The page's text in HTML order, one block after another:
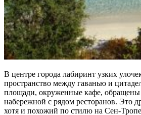
В центре города лабиринт узких
пространство между гаванью и
площади, окруженные кафе,
набережной с рядом ресторанов. Это
хотя и похожий по стилю на Сен-